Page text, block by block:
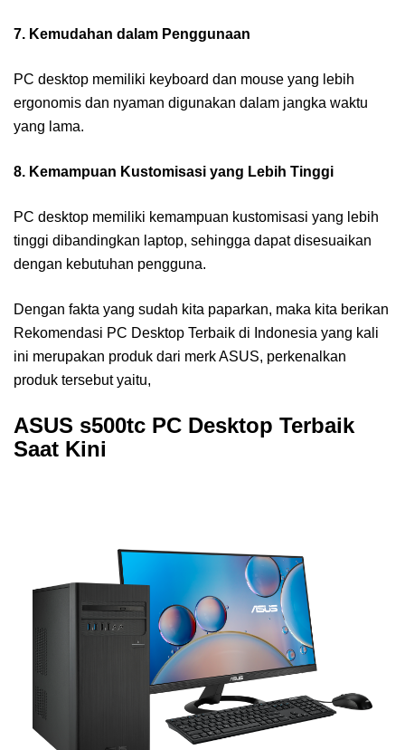
7. Kemudahan dalam Penggunaan
PC desktop memiliki keyboard dan mouse yang lebih
ergonomis dan nyaman digunakan dalam jangka waktu
yang lama.
8. Kemampuan Kustomisasi yang Lebih Tinggi
PC desktop memiliki kemampuan kustomisasi yang lebih
tinggi dibandingkan laptop, sehingga dapat disesuaikan
dengan kebutuhan pengguna.
Dengan fakta yang sudah kita paparkan, maka kita berikan
Rekomendasi PC Desktop Terbaik di Indonesia yang kali
ini merupakan produk dari merk ASUS, perkenalkan
produk tersebut yaitu,
ASUS s500tc PC Desktop Terbaik
Saat Kini